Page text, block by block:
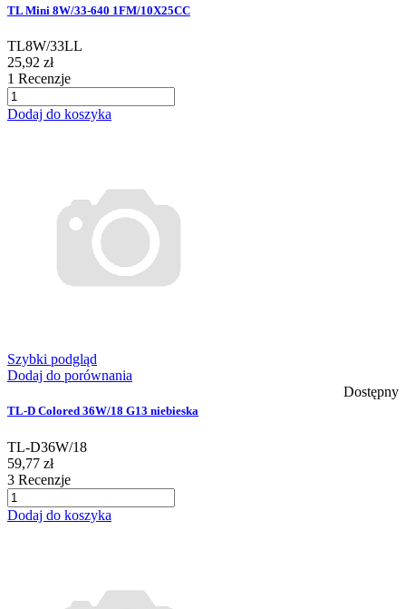
TL Mini 8W/33-640 1FM/10X25CC
TL8W/33LL
25,92 zł
1 Recenzje
Dodaj do koszyka
Szybki podgląd
Dodaj do porównania
Dostępny
TL-D Colored 36W/18 G13 niebieska
TL-D36W/18
59,77 zł
3 Recenzje
Dodaj do koszyka